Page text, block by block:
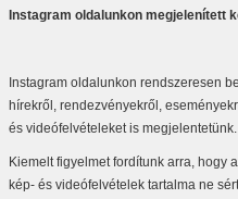
Instagram oldalunkon megjelenített
Instagram oldalunkon rendszeresen
hírekről, rendezvényekről,
és videófelvételeket is megjelentetünk.
Kiemelt figyelmet fordítunk arra, hogy
kép- és videófelvételek tartalma ne